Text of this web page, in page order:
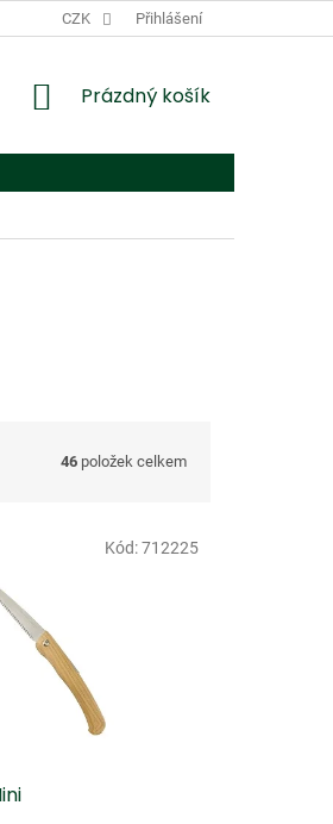
NÁHRADNÍ PLNĚNÍ
CZK Přihlášení
NÁKUPNÍ
Prázdný košík
46 položek celkem
Kód:712225